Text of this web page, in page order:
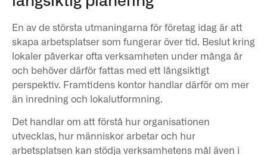
En av de största utmaningarna för företag idag är att
skapa arbetsplatser som fungerar över tid. Beslut kring
lokaler påverkar ofta verksamheten under många år
och behöver därför fattas med ett långsiktigt
perspektiv. Framtidens kontor handlar därför om mer
än inredning och lokalutformning.
Det handlar om att förstå hur organisationen
utvecklas, hur människor arbetar och hur
arbetsplatsen kan stödja verksamhetens mål även i